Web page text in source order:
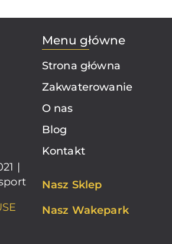
|
Menu główne
Strona główna
Zakwaterowanie
O nas
Blog
Kontakt
Nasz Sklep
Nasz Wakepark